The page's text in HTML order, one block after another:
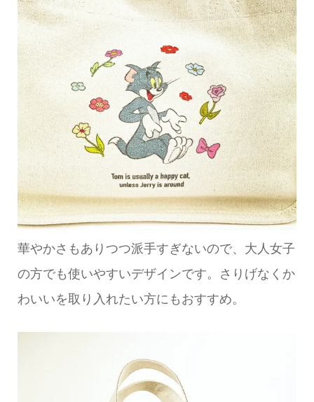
華やかさもありつつ派手すぎないので、大人女子
の方でも使いやすいデザインです。さりげなくか
わいいを取り入れたい方にもおすすめ。